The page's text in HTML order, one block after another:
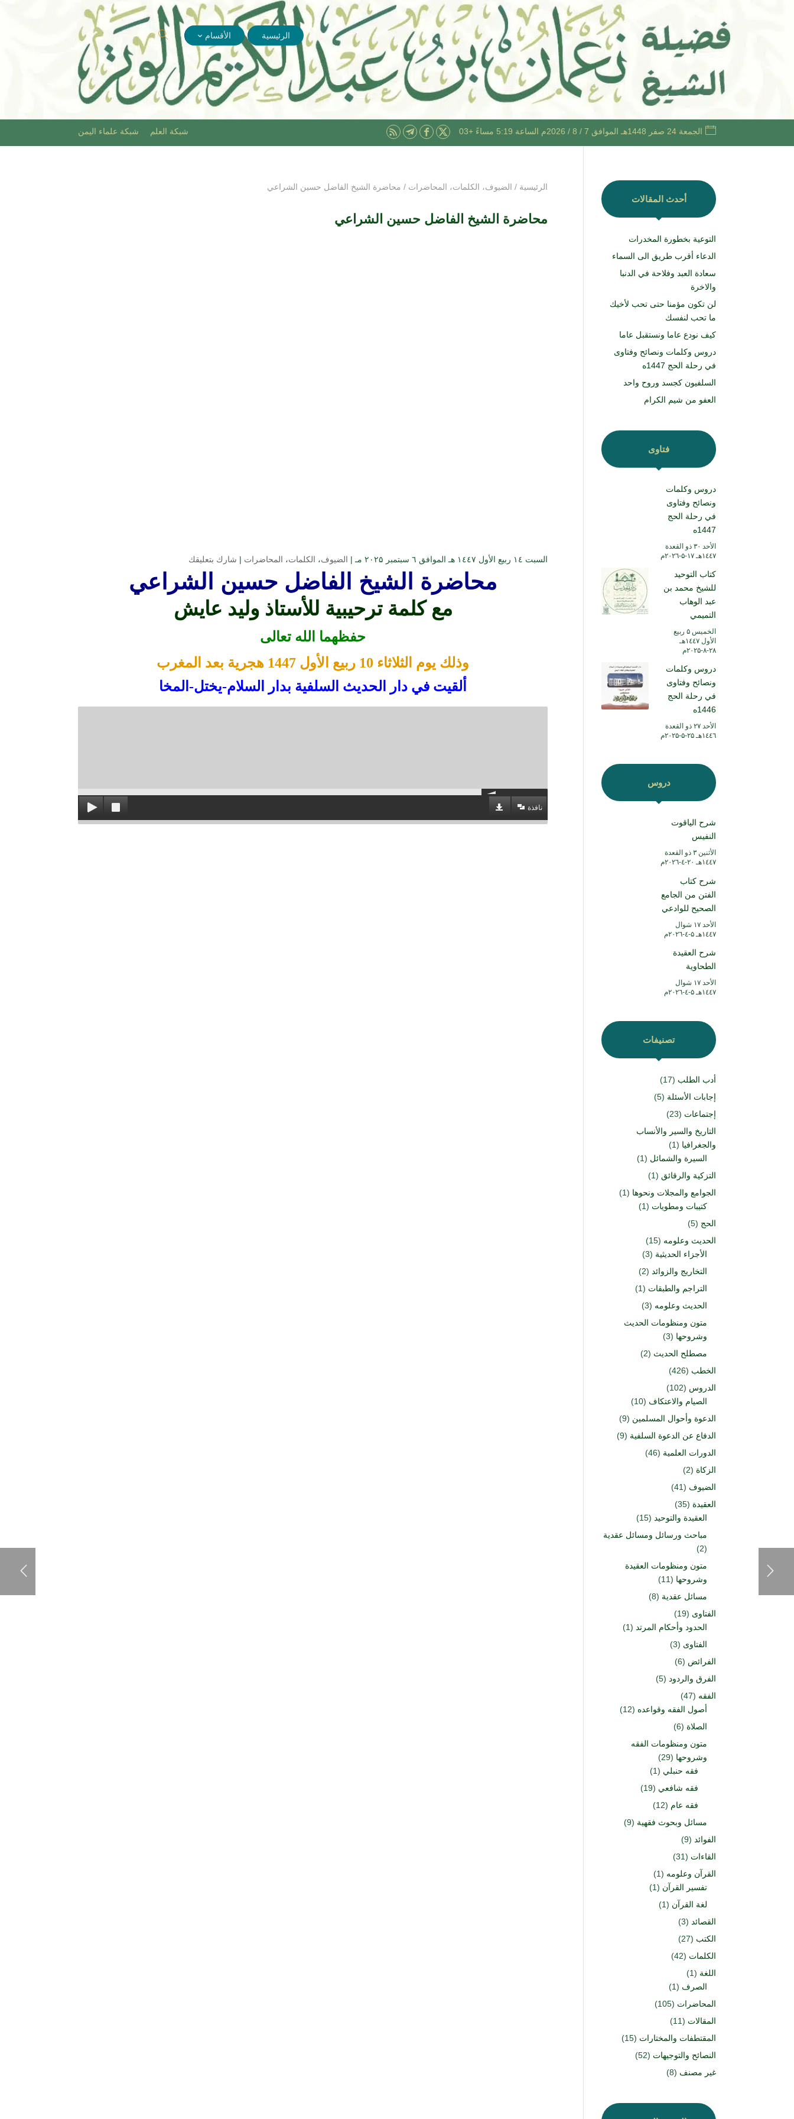
الرئيسية الأقسام
الجمعة 24 صفر 1448هـ الموافق 7 / 8 / 2026م الساعة 5:19 مساءً +03 شبكة العلم شبكة علماء اليمن
الرئيسية / الضيوف، الكلمات، المحاضرات / محاضرة الشيخ الفاضل حسين الشراعي
محاضرة الشيخ الفاضل حسين الشراعي
السبت ۱٤ ربيع الأول ۱٤٤۷ هـ الموافق ٦ سبتمبر ۲۰۲۵ مـ | الضيوف، الكلمات، المحاضرات | شارك بتعليقك
محاضرة الشيخ الفاضل حسين الشراعي
مع كلمة ترحيبية للأستاذ وليد عايش
حفظهما الله تعالى
وذلك يوم الثلاثاء
ألقيت في دار الحديث السلفية بدار السلام-يختل-المخا
نافذة
أحدث المقالات
التوعية بخطورة المخدرات
الدعاء أقرب طريق الى السماء
سعادة العبد وفلاحة في الدنبا
والاخرة
لن تكون مؤمنا حتى تحب لأخيك
ما تحب لنفسك
كيف نودع عاما ونستقبل عاما
دروس وكلمات ونصائح وفتاوى
في رحلة الحج 1447ه
السلفيون كجسد وروح واحد
العفو من شيم الكرام
فتاوى
دروس وكلمات
ونصائح وفتاوى
في رحلة الحج
1447ه
الأحد ۳۰ ذو القعدة
۱٤٤۷هـ ۱۷-۵-۲۰۲٦م
كتاب التوحيد
للشيخ محمد بن
عبد الوهاب
التميمي
الخميس ۵ ربيع
الأول ۱٤٤۷هـ
۲۸-۸-۲۰۲۵م
دروس وكلمات
ونصائح وفتاوى
في رحلة الحج
1446ه
الأحد ۲۷ ذو القعدة
۱٤٤٦هـ ۲۵-۵-۲۰۲۵م
دروس
شرح الياقوت
النفيس
الأثنين ۳ ذو القعدة
۱٤٤۷هـ ۲۰-٤-۲۰۲٦م
شرح كتاب
الفتن من الجامع
الصحيح للوادعي
الأحد ۱۷ شوال
۱٤٤۷هـ ۵-٤-۲۰۲٦م
شرح العقيدة
الطحاوية
الأحد ۱۷ شوال
۱٤٤۷هـ ۵-٤-۲۰۲٦م
تصنيفات
أدب الطلب (17)
إجابات الأسئلة (5)
إجتماعات (23)
التاريخ والسير والأنساب
والجغرافيا (1)
السيرة والشمائل (1)
التزكية والرقائق (1)
الجوامع والمجلات ونحوها (1)
كتيبات ومطويات (1)
الحج (5)
الحديث وعلومه (15)
الأجزاء الحديثية (3)
التخاريج والزوائد (2)
التراجم والطبقات (1)
الحديث وعلومه (3)
متون ومنظومات الحديث
وشروحها (3)
مصطلح الحديث (2)
الخطب (426)
الدروس (102)
الصيام والاعتكاف (10)
الدعوة وأحوال المسلمين (9)
الدفاع عن الدعوة السلفية (9)
الدورات العلمية (46)
الزكاة (2)
الضيوف (41)
العقيدة (35)
العقيدة والتوحيد (15)
مباحث ورسائل ومسائل عقدية
(2)
متون ومنظومات العقيدة
وشروحها (11)
مسائل عقدية (8)
الفتاوى (19)
الحدود وأحكام المرتد (1)
الفتاوى (3)
الفرائض (6)
الفرق والردود (5)
الفقه (47)
أصول الفقه وقواعده (12)
الصلاة (6)
متون ومنظومات الفقه
وشروحها (29)
فقه حنبلي (1)
فقه شافعي (19)
فقه عام (12)
مسائل وبحوث فقهية (9)
الفوائد (9)
القاءات (31)
القرآن وعلومه (1)
تفسير القرآن (1)
لغة القرآن (1)
القصائد (3)
الكتب (27)
الكلمات (42)
اللغة (1)
الصرف (1)
المحاضرات (105)
المقالات (11)
المقتطفات والمختارات (15)
النصائح والتوجيهات (52)
غير مصنف (8)